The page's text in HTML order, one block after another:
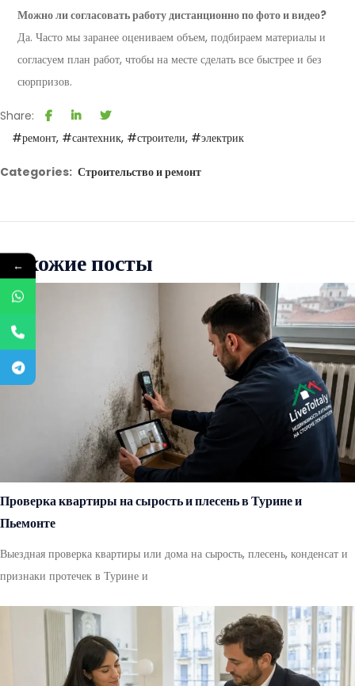
Можно ли согласовать работу дистанционно по фото и видео?
Да. Часто мы заранее оцениваем объем, подбираем материалы и
согласуем план работ, чтобы на месте сделать все быстрее и без
сюрпризов.
Share:
#ремонт #сантехник #строители #электрик
Categories: Строительство и ремонт
Похожие посты
Проверка квартиры на сырость и плесень в Турине и
Пьемонте
Выездная проверка квартиры или дома на сырость, плесень, конденсат и
признаки протечек в Турине и
←